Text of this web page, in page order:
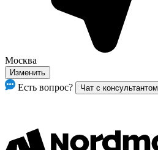
Москва
Изменить
Есть вопрос? Чат с консультантом